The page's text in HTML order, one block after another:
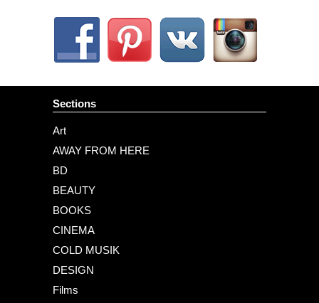
Sections
Art
AWAY FROM HERE
BD
BEAUTY
BOOKS
CINEMA
COLD MUSIK
DESIGN
Films